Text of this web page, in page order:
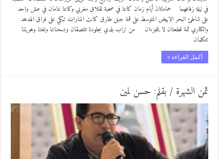
في ليلة زفافهما حماماتان أيام زمان كانتا في صحبة لقلاق مغربي وكانتا تنامان في عش واحد
على شاطئ البحر الابيض المتوسط على قمة جبل طارق كانت المنارات تبكي على فراق الهدهد
والكناري ثمة قطعتان لا يتجزءان من تراب بلدي بجلودنا تلتصقان وبسحناتنا ولغتنا وهويتنا
تتكلمان
أكمل القراءة »
ثمن الشهرة / بقلم: حسن لمين